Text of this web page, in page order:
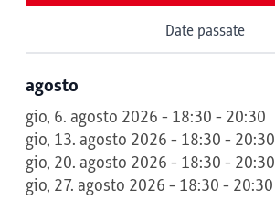
Date passate
agosto
gio, 6. agosto 2026 - 18:30 - 20:30
gio, 13. agosto 2026 - 18:30 - 20:30
gio, 20. agosto 2026 - 18:30 - 20:30
gio, 27. agosto 2026 - 18:30 - 20:30